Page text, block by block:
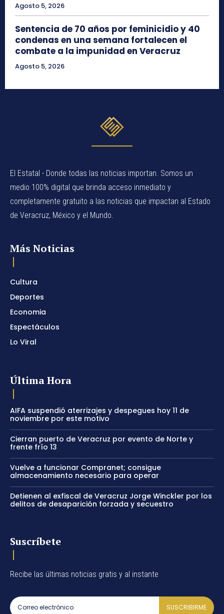
Agosto 5, 2026
Sentencia de 70 años por feminicidio y 40
condenas en una semana fortalecen el
combate a la impunidad en Veracruz
Agosto 5, 2026
El Estatal - Donde todas las noticias importan. Somos un
medio 100% digital que brinda acceso inmediato y
completamente gratuito a las noticias que impactan al Estado
de Veracruz, México y el Mundo.
Más Noticias
Cultura
Deportes
Economia
Espectáculos
Lo Viral
Última Hora
AIFA suspendió aterrizajes y despegues hoy 11 de
noviembre por este motivo
Cierran puerto de Veracruz por evento de Norte y
frente frío 13
Vuelve a funcionar Compranet; consigue
almacenamiento necesario para operar
Detienen al exfiscal de Veracruz Jorge Winckler por los
delitos de desaparición forzada y secuestro
Suscríbete
Recibe las últimas noticias gratis y al instante
SUSCRIBIRME